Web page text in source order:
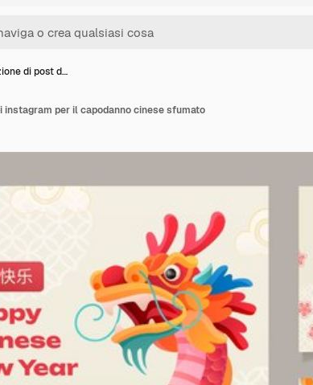
di post d…
instagram per il capodanno cinese sfumato